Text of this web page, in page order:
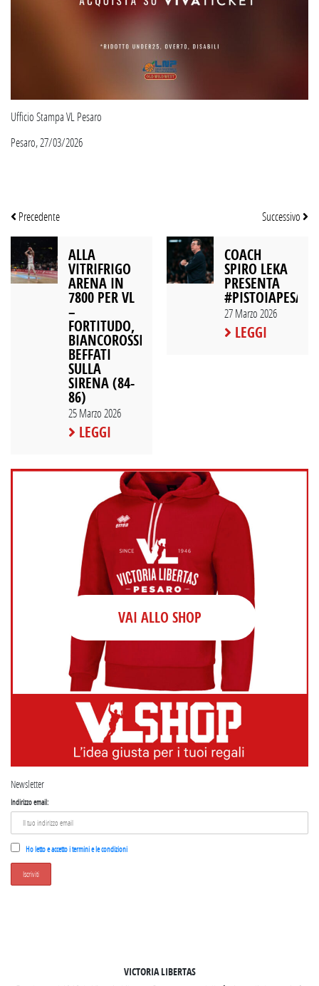
Ufficio Stampa VL Pesaro
Pesaro, 27/03/2026
Precedente
ALLA
VITRIFRIGO
ARENA IN
7800 PER VL
–
FORTITUDO,
BIANCOROSSI
BEFFATI
SULLA
SIRENA (84-
86)
25 Marzo 2026
LEGGI
Successivo
COACH
SPIRO LEKA
PRESENTA
#PISTOIAPESARO
27 Marzo 2026
LEGGI
VAI ALLO SHOP
Newsletter
Indirizzo email:
Ho letto e accetto i termini e le condizioni
VICTORIA LIBERTAS